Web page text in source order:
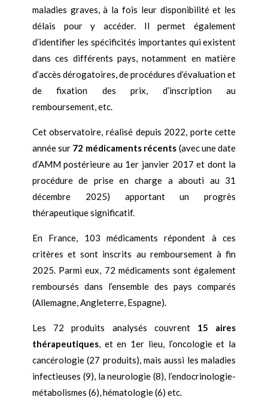
maladies graves, à la fois leur disponibilité et les
délais pour y accéder. Il permet également
d’identifier les spécificités importantes qui existent
dans ces différents pays, notamment en matière
d’accès dérogatoires, de procédures d’évaluation et
de fixation des prix, d’inscription au
remboursement, etc.
Cet observatoire, réalisé depuis 2022, porte cette
année sur 72 médicaments récents (avec une date
d’AMM postérieure au 1er janvier 2017 et dont la
procédure de prise en charge a abouti au 31
décembre 2025) apportant un progrès
thérapeutique significatif.
En France, 103 médicaments répondent à ces
critères et sont inscrits au remboursement à fin
2025. Parmi eux, 72 médicaments sont également
remboursés dans l’ensemble des pays comparés
(Allemagne, Angleterre, Espagne).
Les 72 produits analysés couvrent 15 aires
thérapeutiques, et en 1er lieu, l’oncologie et la
cancérologie (27 produits), mais aussi les maladies
infectieuses (9), la neurologie (8), l’endocrinologie-
métabolismes (6), hématologie (6) etc.